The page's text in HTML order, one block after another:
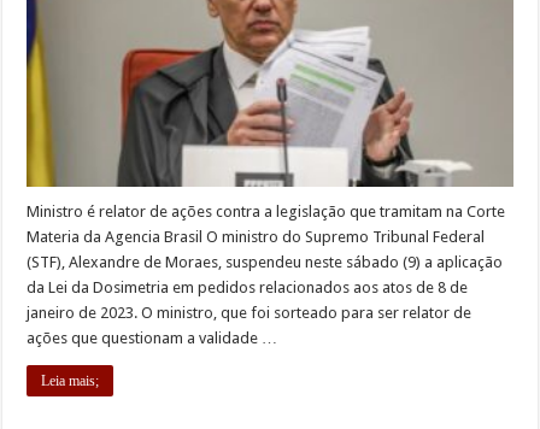
Ministro é relator de ações contra a legislação que tramitam na Corte
Materia da Agencia Brasil O ministro do Supremo Tribunal Federal
(STF), Alexandre de Moraes, suspendeu neste sábado (9) a aplicação
da Lei da Dosimetria em pedidos relacionados aos atos de 8 de
janeiro de 2023. O ministro, que foi sorteado para ser relator de
ações que questionam a validade …
Leia mais;